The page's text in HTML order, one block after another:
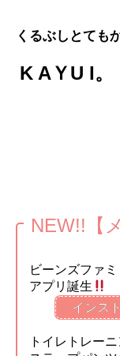
くるぶしとても
K AＹU I。
NEW!!【
ビーンズファ
アプリ誕生
インス
トイレトレー